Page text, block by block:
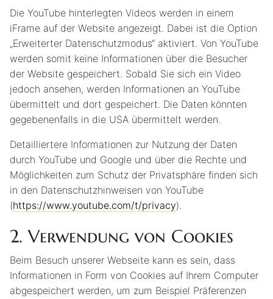
Die YouTube hinterlegten Videos werden in einem
iFrame auf der Website angezeigt. Dabei ist die Option
„Erweiterter Datenschutzmodus“ aktiviert. Von YouTube
werden somit keine Informationen über die Besucher
der Website gespeichert. Sobald Sie sich ein Video
jedoch ansehen, werden Informationen an YouTube
übermittelt und dort gespeichert. Die Daten könnten
gegebenenfalls in die USA übermittelt werden.
Detailliertere Informationen zur Nutzung der Daten
durch YouTube und Google und über die Rechte und
Möglichkeiten zum Schutz der Privatsphäre finden sich
in den Datenschutzhinweisen von YouTube
(https://www.youtube.com/t/privacy).
2.Verwendung von Cookies
Beim Besuch unserer Webseite kann es sein, dass
Informationen in Form von Cookies auf Ihrem Computer
abgespeichert werden, um zum Beispiel Präferenzen